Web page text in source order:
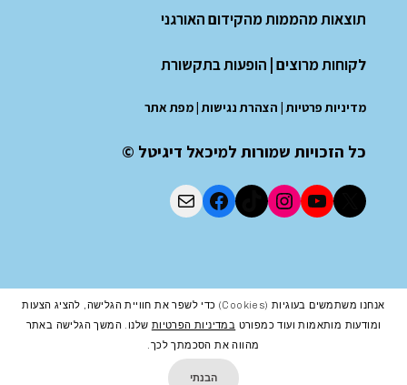
תוצאות מהממות מהקידום האורגני
לקוחות מרוצים הופעות בתקשורת
מדיניות פרטיות| הצהרת נגישות|מפת אתר
כל הזכויות שמורות למיכאל דיגיטל ©
אנחנו משתמשים בעוגיות (cookies) כדי לשפר את חוויית הגלישה, להציג הצעות
ומודעות מותאמות ועוד כמפורט במדיניות הפרטיות שלנו. המשך הגלישה באתר
מהווה את הסכמתך לכך.
הבנתי